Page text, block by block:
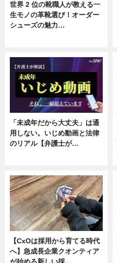
世界 2 位の靴職人が教える一
生モノの革靴選び！オーダー
シューズの魅力…
「未成年だから大丈夫」は通
用しない。いじめ動画と法律
のリアル【弁護士が…
【CxOは採用から育てる時代
へ】急成長企業クオンティア